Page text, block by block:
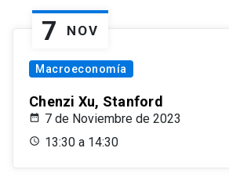
7 NOV
Macroeconomía
Chenzi Xu, Stanford
7 de Noviembre de 2023
13:30 a 14:30